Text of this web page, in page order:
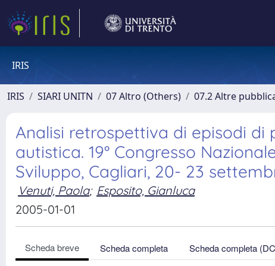
IRIS
IRIS SIARI UNITN 07 Altro (Others) 07.2 Altre
Analisi retrospettiva di episodi
autistica. 19° Congresso
Sviluppo, Cagliari, 20- 23
Venuti, Paola; Esposito, Gianluca
2005-01-01
Scheda breve Scheda completa Scheda completa